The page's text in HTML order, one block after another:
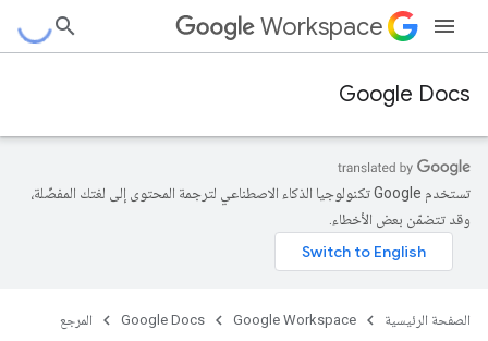
Workspace
Google Docs
تستخدم Google تكنولوجيا الذكاء الاصطناعي لترجمة المحتوى إلى لغتك المفضّلة،
وقد تتضمّن بعض الأخطاء.
الصفحة الرئيسية Google Workspace
Google Docs المرجع